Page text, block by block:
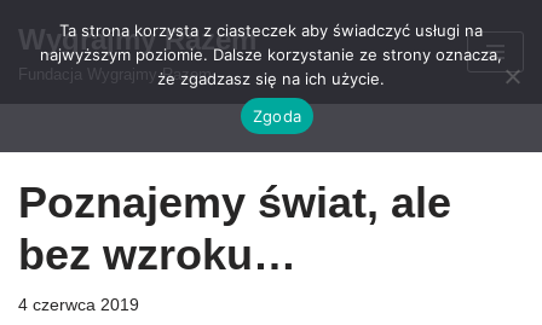
Przejdź
Wygrajmy Razem
Fundacja Wygrajmy Razem
Poznajemy świat, ale
bez wzroku…
4 czerwca 2019
Ta strona korzysta z ciasteczek aby świadczyć usługi na
najwyższym poziomie. Dalsze korzystanie ze strony oznacza,
że zgadzasz się na ich użycie.
Zgoda